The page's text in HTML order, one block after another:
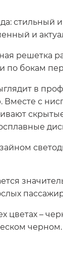
и
решетка
по бокам
в
Вместе с
цветах –
черном.